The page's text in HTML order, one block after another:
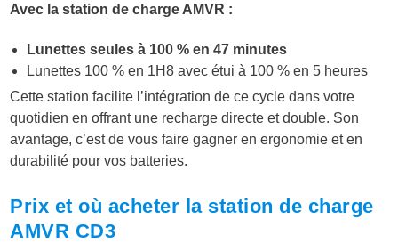
Avec la station de charge AMVR :
Lunettes seules à 100 % en 47 minutes
Lunettes 100 % en 1H8 avec étui à 100 % en 5 heures
Cette station facilite l’intégration de ce cycle dans votre
quotidien en offrant une recharge directe et double. Son
avantage, c’est de vous faire gagner en ergonomie et en
durabilité pour vos batteries.
Prix et où acheter la station de charge
AMVR CD3